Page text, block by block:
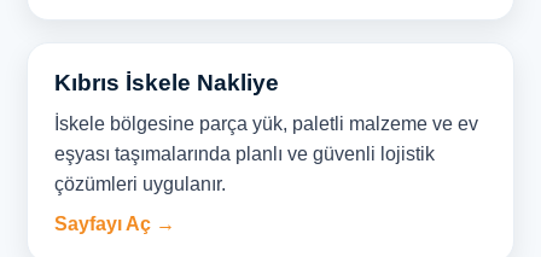
Kıbrıs İskele Nakliye
İskele bölgesine parça yük, paletli malzeme ve ev
eşyası taşımalarında planlı ve güvenli lojistik
çözümleri uygulanır.
Sayfayı Aç →